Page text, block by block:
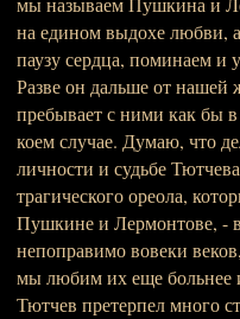
на едином выдохе любви,
паузу сердца, поминаем и
Разве он дальше от нашей
пребывает с ними как бы
коем случае. Думаю, что
личности и судьбе
трагического ореола,
Пушкине и Лермонтове, -
непоправимо вовеки
мы любим их еще больнее
Тютчев претерпел много